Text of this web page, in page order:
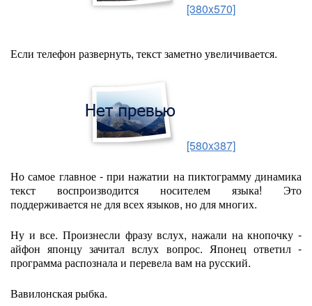
[380x570]
Если телефон развернуть, текст заметно увеличивается.
[580x387]
Но самое главное - при нажатии на пиктограмму динамика
текст воспроизводится носителем языка! Это
поддерживается не для всех языков, но для многих.
Ну и все. Произнесли фразу вслух, нажали на кнопочку -
айфон японцу зачитал вслух вопрос. Японец ответил -
программа распознала и перевела вам на русский.
Вавилонская рыбка.